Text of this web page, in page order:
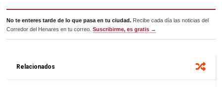
No te enteres tarde de lo que pasa en tu ciudad. Recibe cada día las noticias del
Corredor del Henares en tu correo.Suscribirme, es gratis →
Relacionados